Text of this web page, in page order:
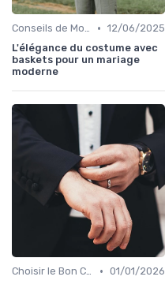
Conseils de Mode pour le Marié • 12/06/2025
L'élégance du costume avec
baskets pour un mariage
moderne
Choisir le Bon Costume • 01/01/2026